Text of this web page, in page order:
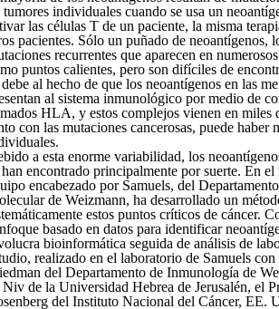
tumores individuales cuando se usa un
las células T de un paciente, la misma
pacientes. Sólo un puñado de neoantígenos,
recurrentes que aparecen en
puntos calientes, pero son difíciles de
debe al hecho de que los neoantígenos en las
al sistema inmunológico por medio de
HLA, y estos complejos vienen en miles
con las mutaciones cancerosas, puede haber
a esta enorme variabilidad, los
han encontrado principalmente por suerte. En
encabezado por Samuels, del
de Weizmann, ha desarrollado un
estos puntos críticos de cáncer.
basado en datos para identificar
bioinformática seguida de análisis de
realizado en el laboratorio de Samuels
del Departamento de Inmunología de
de la Universidad Hebrea de Jerusalén, el
del Instituto Nacional del Cáncer, EE.